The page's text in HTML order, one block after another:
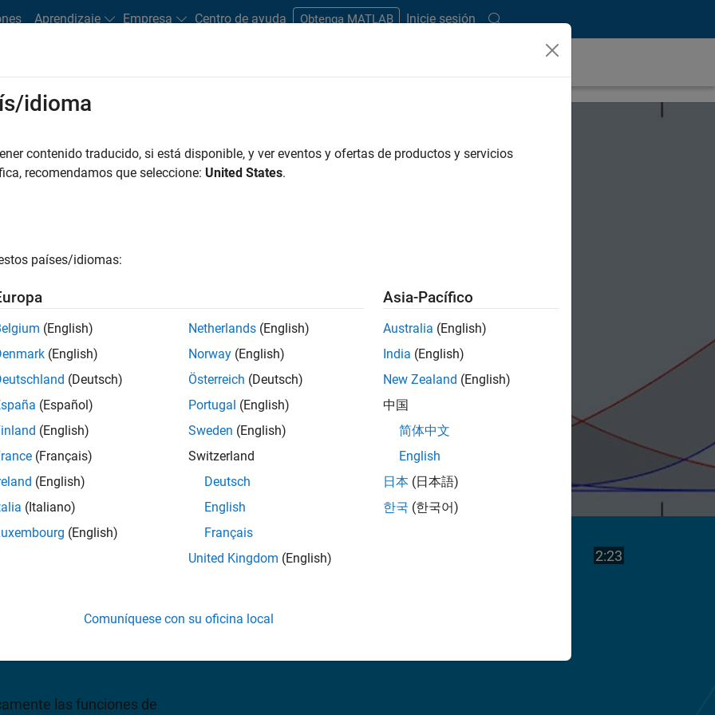
Aprendizaje Empresa Centro de ayuda Obtenga MATLAB Inicie sesión
de lógica difusa
precios
de MATLAB, y un
sistemas de
entradas, salidas,
de inferencia difusa
las funciones de
2:23Duración del
idioma
contenido traducido, si está disponible, y ver eventos y ofertas de productos y servicios
recomendamos que seleccione: United States.
países/idiomas:
(English)
(English)
(Deutsch)
(Español)
(English)
(Français)
(English)
(Italiano)
(English)
Netherlands (English)
Norway (English)
Österreich (Deutsch)
Portugal (English)
Sweden (English)
Switzerland
Deutsch
English
Français
United Kingdom (English)
Asia-Pacífico
Australia (English)
India (English)
New Zealand (English)
中国
简体中文
English
日本 (日本語)
한국 (한국어)
Comuníquese con su oficina local